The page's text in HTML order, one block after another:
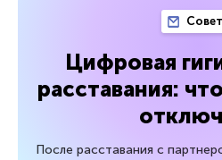
Цифровая
расставания:
После расставания с